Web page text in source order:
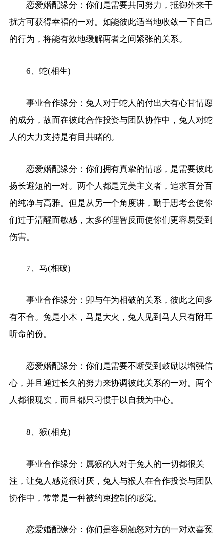
恋爱婚配缘分：你们是需要共同努力，抵御外来干
扰方可获得幸福的一对。如能彼此适当地收敛一下自己
的行为，将能有效地缓解两者之间紧张的关系。
6、蛇(相生)
事业合作缘分：兔人对于蛇人的付出大有心甘情愿
的成分，故而在彼此合作投资与团队协作中，兔人对蛇
人的大力支持是有目共睹的。
恋爱婚配缘分：你们拥有真挚的情感，是需要彼此
扬长避短的一对。两个人都是完美主义者，追求百分百
的纯净与高雅。但是从另一个角度讲，勤于思考会使你
们过于清醒而敏感，太多的理智反而使你们更容易受到
伤害。
7、马(相破)
事业合作缘分：卯与午为相破的关系，彼此之间多
有不合。兔是小木，马是大火，兔人见到马人只有附耳
听命的份。
恋爱婚配缘分：你们是需要不断受到鼓励以增强信
心，并且通过长久的努力来协调彼此关系的一对。两个
人都很现实，而且都只习惯于以自我为中心。
8、猴(相克)
事业合作缘分：属猴的人对于兔人的一切都很关
注，让兔人感觉很讨厌，兔人与猴人在合作投资与团队
协作中，常常是一种被约束控制的感觉。
恋爱婚配缘分：你们是容易触怒对方的一对欢喜冤